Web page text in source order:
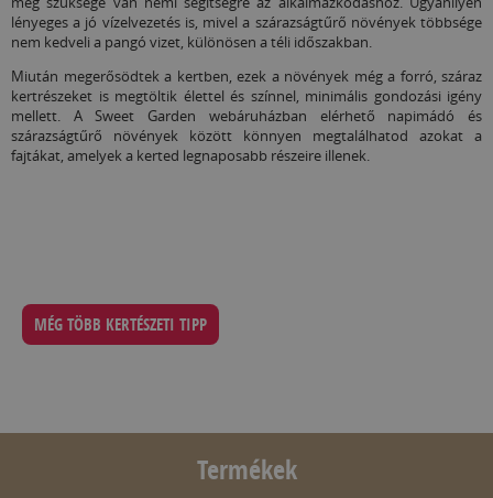
lényeges a jó vízelvezetés is, mivel a szárazságtűrő növények többsége
nem kedveli a pangó vizet, különösen a téli időszakban.
Miután megerősödtek a kertben, ezek a növények még a forró, száraz
kertrészeket is megtöltik élettel és színnel, minimális gondozási igény
mellett. A Sweet Garden webáruházban elérhető napimádó és
szárazságtűrő növények között könnyen megtalálhatod azokat a
fajtákat, amelyek a kerted legnaposabb részeire illenek.
MÉG TÖBB KERTÉSZETI TIPP
Termékek